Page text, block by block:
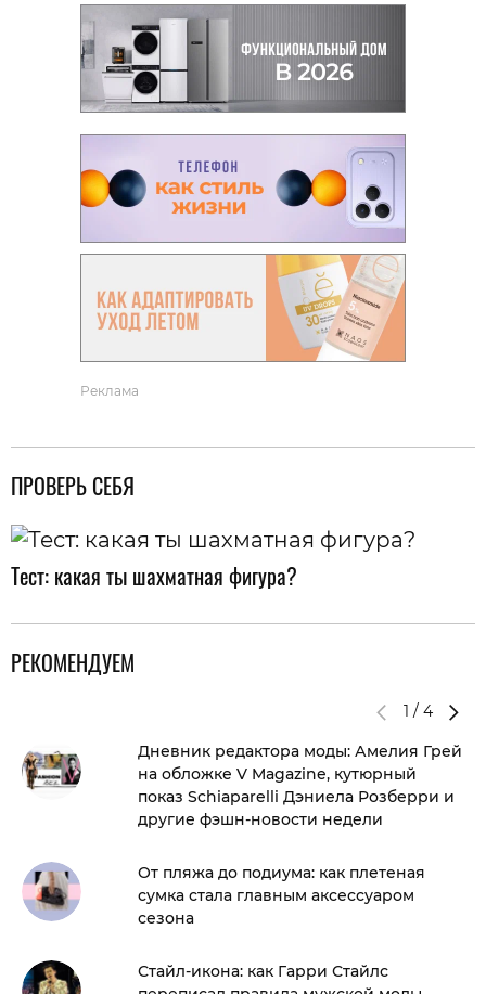
Реклама
ПРОВЕРЬ СЕБЯ
Тест: какая ты шахматная фигура?
РЕКОМЕНДУЕМ
1 / 4
Дневник редактора моды: Амелия Грей
на обложке V Magazine, кутюрный
показ Schiaparelli Дэниела Розберри и
другие фэшн-новости недели
От пляжа до подиума: как плетеная
сумка стала главным аксессуаром
сезона
Стайл-икона: как Гарри Стайлс